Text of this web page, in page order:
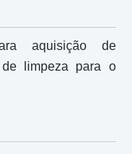
aquisição de
limpeza para o